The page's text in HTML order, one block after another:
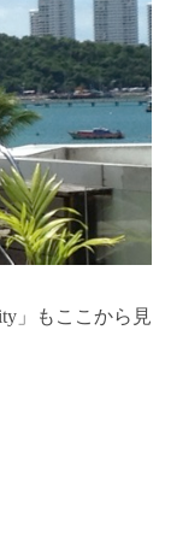
」もここから見